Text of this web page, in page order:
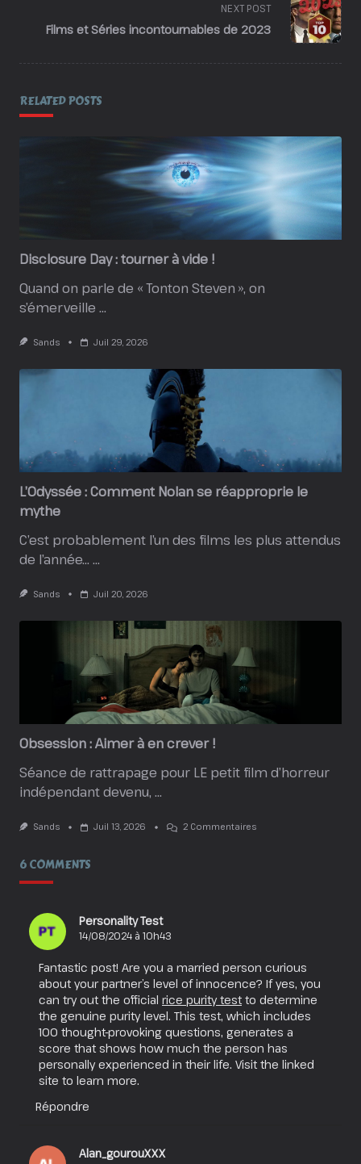
reader-
text">Page</span>
NEXT POST
Films et Séries incontournables de 2023
RELATED POSTS
Disclosure Day : tourner à vide !
Quand on parle de « Tonton Steven », on
s’émerveille ...
Sands Juil 29, 2026
L’Odyssée : Comment Nolan se réapproprie le
mythe
C’est probablement l’un des films les plus attendus
de l’année… ...
Sands Juil 20, 2026
Obsession : Aimer à en crever !
Séance de rattrapage pour LE petit film d’horreur
indépendant devenu, ...
Sands Juil 13, 2026 2 CommentairesSur
6 COMMENTS
Personality Test
14/08/2024 à 10h43
Fantastic post! Are you a married person curious
about your partner’s level of innocence? If yes, you
can try out the official rice purity test to determine
the genuine purity level. This test, which includes
100 thought-provoking questions, generates a
score that shows how much the person has
personally experienced in their life. Visit the linked
site to learn more.
Répondre
Alan_gourouXXX